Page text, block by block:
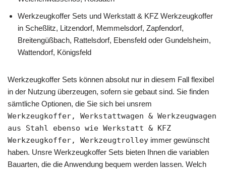
Werkzeugkoffer Sets und Werkstatt & KFZ Werkzeugkoffer
in Scheßlitz, Litzendorf, Memmelsdorf, Zapfendorf,
Breitengüßbach, Rattelsdorf, Ebensfeld oder Gundelsheim,
Wattendorf, Königsfeld
Werkzeugkoffer Sets können absolut nur in diesem Fall flexibel
in der Nutzung überzeugen, sofern sie gebaut sind. Sie finden
sämtliche Optionen, die Sie sich bei unsrem
Werkzeugkoffer, Werkstattwagen & Werkzeugwagen
aus Stahl ebenso wie Werkstatt & KFZ
Werkzeugkoffer, Werkzeugtrolley immer gewünscht
haben. Unsre Werkzeugkoffer Sets bieten Ihnen die variablen
Bauarten, die die Anwendung bequem werden lassen. Welch